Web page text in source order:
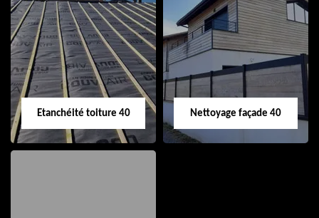
Nettoyage et pose
de gouttière 40
Réparation de
toiture 40
Etanchéité toiture 40 Nettoyage façade 40